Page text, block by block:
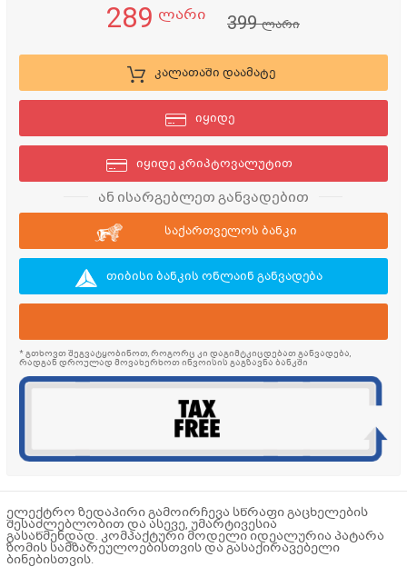
289 ლარი 399ლარი
კალათაში დაამატე
იყიდე
იყიდე კრიპტოვალუტით
ან ისარგებლეთ განვადებით
საქართველოს ბანკი
თიბისი ბანკის ონლაინ განვადება
* გთხოვთ შეგვატყობინოთ, როგორც კი დაგიმტკიცდებათ განვადება,
რადგან დროულად მოვახერხოთ ინვოისის გაგზავნა ბანკში
ელექტრო ზედაპირი გამოირჩევა სწრაფი გაცხელების
შესაძლებლობით და ასევე, უმარტივესია
გასაწმენდად. კომპაქტური მოდელი იდეალურია პატარა
ზომის სამზარეულოებისთვის და გასაქირავებელი
ბინებისთვის.